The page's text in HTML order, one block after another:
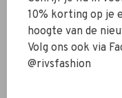
Accessoires
SALE
10% korting op je
hoogte van de
Volg ons ook via
@rivsfashion